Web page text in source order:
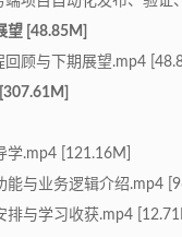
望 [48.85M]
回顾与下期展望.mp4
学.mp4 [121.16M]
能与业务逻辑介绍.mp4
排与学习收获.mp4